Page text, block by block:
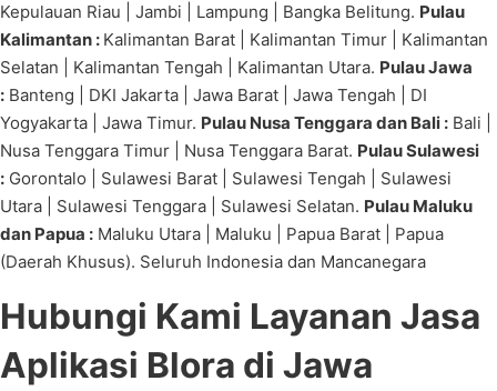
Kepulauan Riau | Jambi | Lampung | Bangka Belitung. Pulau
Kalimantan : Kalimantan Barat | Kalimantan Timur | Kalimantan
Selatan | Kalimantan Tengah | Kalimantan Utara. Pulau Jawa
: Banteng | DKI Jakarta | Jawa Barat | Jawa Tengah | DI
Yogyakarta | Jawa Timur. Pulau Nusa Tenggara dan Bali : Bali |
Nusa Tenggara Timur | Nusa Tenggara Barat. Pulau Sulawesi
: Gorontalo | Sulawesi Barat | Sulawesi Tengah | Sulawesi
Utara | Sulawesi Tenggara | Sulawesi Selatan. Pulau Maluku
dan Papua : Maluku Utara | Maluku | Papua Barat | Papua
(Daerah Khusus). Seluruh Indonesia dan Mancanegara
Hubungi Kami Layanan Jasa
Aplikasi Blora di Jawa